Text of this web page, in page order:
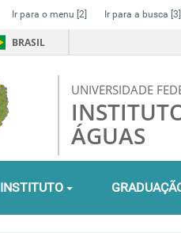
Ir para o menu [2] Ir para a busca [3]
BRASIL
UNIVERSIDADE
ÁGUAS
INSTITUTO